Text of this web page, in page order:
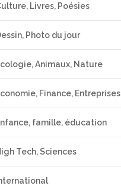
Livres, Poésies
Photo du jour
Animaux, Nature
Finance, Entreprises
famille, éducation
Tech, Sciences